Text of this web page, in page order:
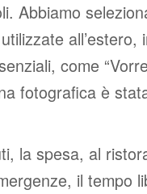
Abbiamo
come
fotografica è
la spesa, al
il tempo